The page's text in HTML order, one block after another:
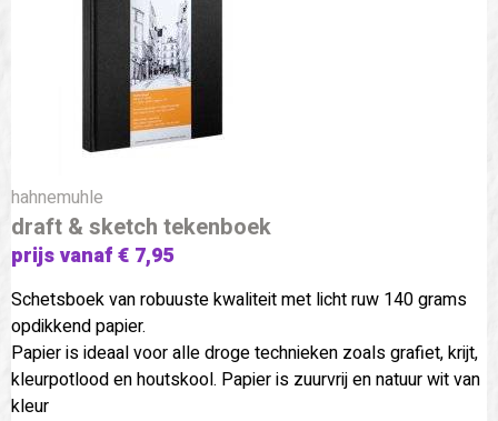
hahnemuhle
draft & sketch tekenboek
prijs vanaf € 7,95
Schetsboek van robuuste kwaliteit met licht ruw 140 grams
opdikkend papier.
Papier is ideaal voor alle droge technieken zoals grafiet, krijt,
kleurpotlood en houtskool. Papier is zuurvrij en natuur wit van
kleur